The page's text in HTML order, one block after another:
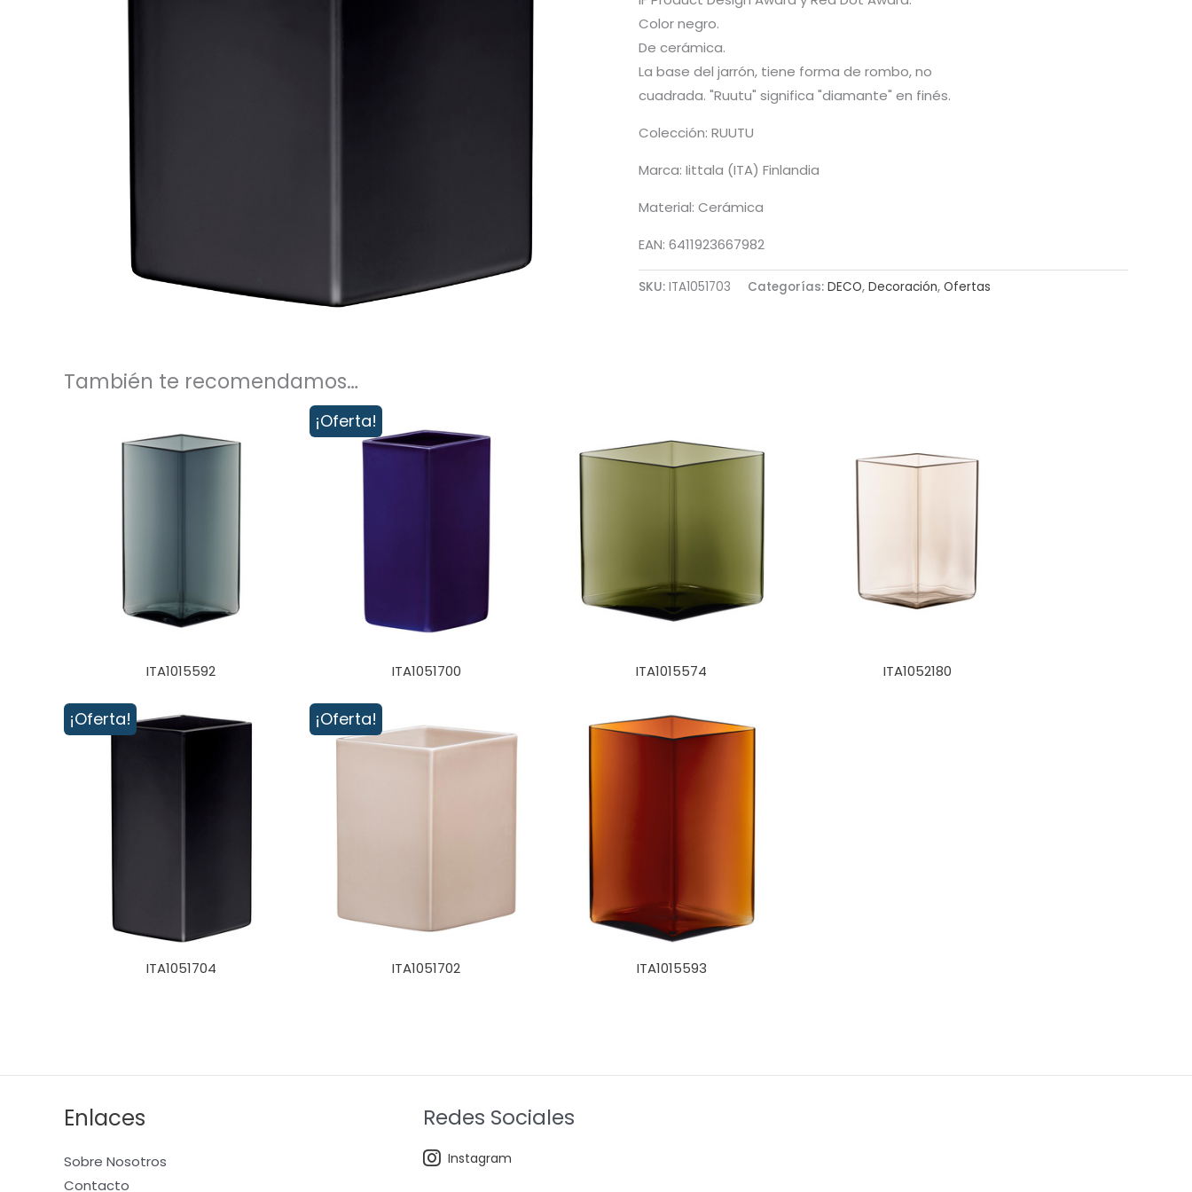
Color negro.
De cerámica.
La base del jarrón, tiene forma de rombo, no
cuadrada. "Ruutu" significa "diamante" en finés.
Colección: RUUTU
Marca: Iittala (ITA) Finlandia
Material: Cerámica
EAN: 6411923667982
SKU: ITA1051703 Categorías: DECO, Decoración, Ofertas
También te recomendamos…
ITA1015592
¡Oferta!
ITA1051700 ITA1015574 ITA1052180
¡Oferta!
ITA1051704
¡Oferta!
ITA1051702 ITA1015593
Enlaces
Sobre Nosotros
Contacto
Redes Sociales
Instagram